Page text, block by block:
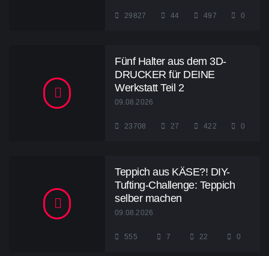
29827 44 497 0
Fünf Halter aus dem 3D-
DRUCKER für DEINE
Werkstatt Teil 2
09.08.2026
23708 27 422 0
Teppich aus KÄSE?! DIY-
Tufting-Challenge: Teppich
selber machen
09.08.2026
555 7 22 0